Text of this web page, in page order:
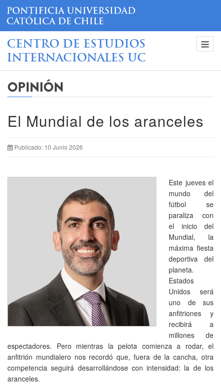
CENTRO DE ESTUDIOS
INTERNACIONALES UC
OPINIÓN
El Mundial de los aranceles
Publicado: 10 Junio 2026
Este jueves el
mundo del
fútbol se
paraliza con
el inicio del
Mundial, la
máxima fiesta
deportiva del
planeta.
Estados
Unidos será
uno de sus
anfitriones y
recibirá a
millones de
espectadores. Pero mientras la pelota comienza a rodar, el
anfitrión mundialero nos recordó que, fuera de la cancha, otra
competencia seguirá desarrollándose con intensidad: la de los
aranceles.